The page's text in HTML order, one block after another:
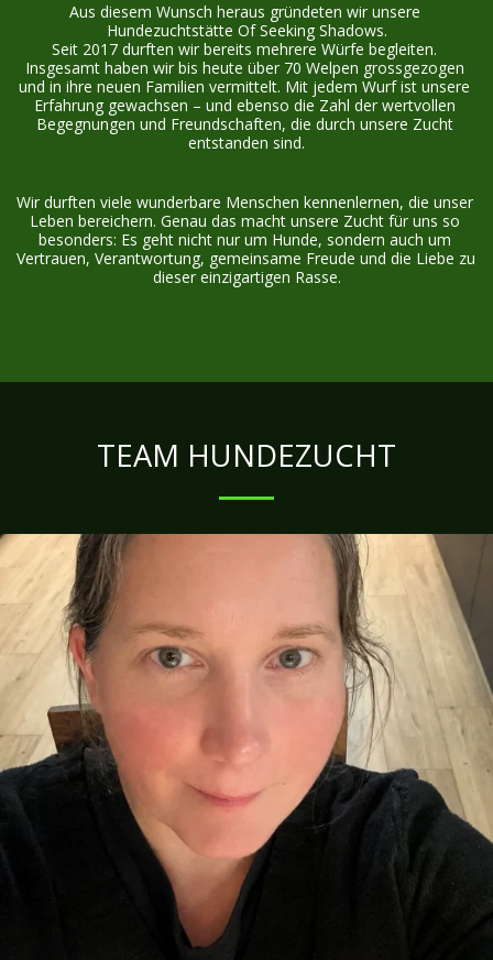
Aus diesem Wunsch heraus gründeten wir unsere
Hundezuchtstätte Of Seeking Shadows.
Seit 2017 durften wir bereits mehrere Würfe begleiten.
Insgesamt haben wir bis heute über 70 Welpen grossgezogen
und in ihre neuen Familien vermittelt. Mit jedem Wurf ist unsere
Erfahrung gewachsen – und ebenso die Zahl der wertvollen
Begegnungen und Freundschaften, die durch unsere Zucht
entstanden sind.
Wir durften viele wunderbare Menschen kennenlernen, die unser
Leben bereichern. Genau das macht unsere Zucht für uns so
besonders: Es geht nicht nur um Hunde, sondern auch um
Vertrauen, Verantwortung, gemeinsame Freude und die Liebe zu
dieser einzigartigen Rasse.
TEAM HUNDEZUCHT